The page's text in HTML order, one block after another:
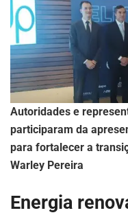
Autoridades e
participaram da
para fortalecer a
Warley Pereira
Energia